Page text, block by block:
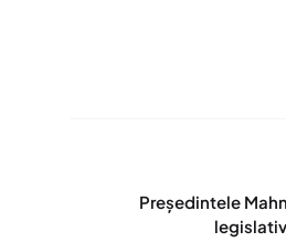
Președintele